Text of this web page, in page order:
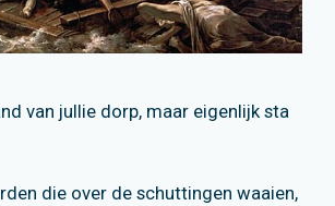
van jullie dorp, maar eigenlijk sta
die over de schuttingen waaien,